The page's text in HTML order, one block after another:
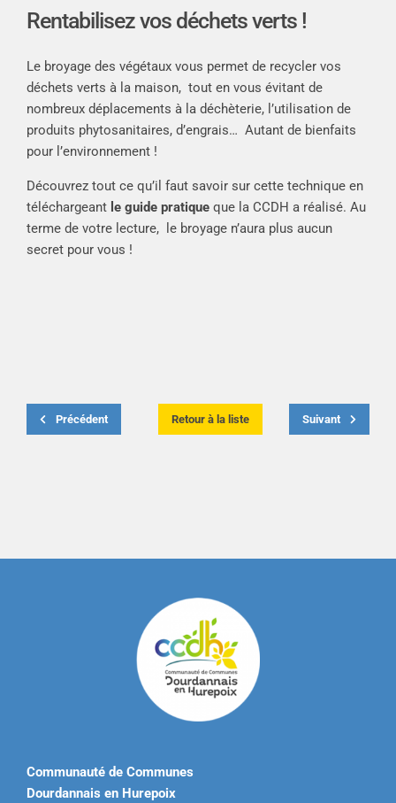
Rentabilisez vos déchets verts !
Le broyage des végétaux vous permet de recycler vos
déchets verts à la maison, tout en vous évitant de
nombreux déplacements à la déchèterie, l’utilisation de
produits phytosanitaires, d’engrais… Autant de bienfaits
pour l’environnement !
Découvrez tout ce qu’il faut savoir sur cette technique en
téléchargeant le guide pratique que la CCDH a réalisé. Au
terme de votre lecture, le broyage n’aura plus aucun
secret pour vous !
Précédent Retour à la liste Suivant
Communauté de Communes
Dourdannais en Hurepoix